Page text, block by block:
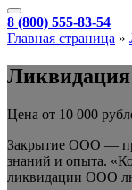
8 (800) 555-83-54
Главная страница »
Цена от 10 000
Закрытие ООО —
знаний и опыта.
ликвидации ООО